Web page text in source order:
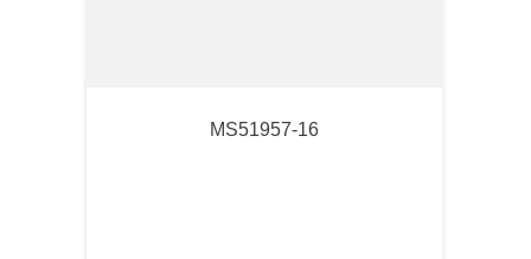
MS51957-16